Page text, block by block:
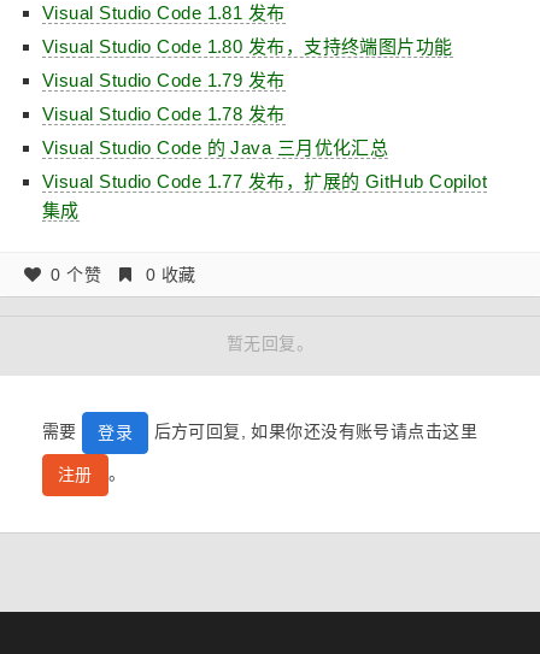
Visual Studio Code 1.81 发布
Visual Studio Code 1.80 发布，支持终端图片功能
Visual Studio Code 1.79 发布
Visual Studio Code 1.78 发布
Visual Studio Code 的 Java 三月优化汇总
Visual Studio Code 1.77 发布，扩展的 GitHub Copilot
集成
0 个赞 0 收藏
暂无回复。
需要 登录 后方可回复, 如果你还没有账号请点击这里
注册 。